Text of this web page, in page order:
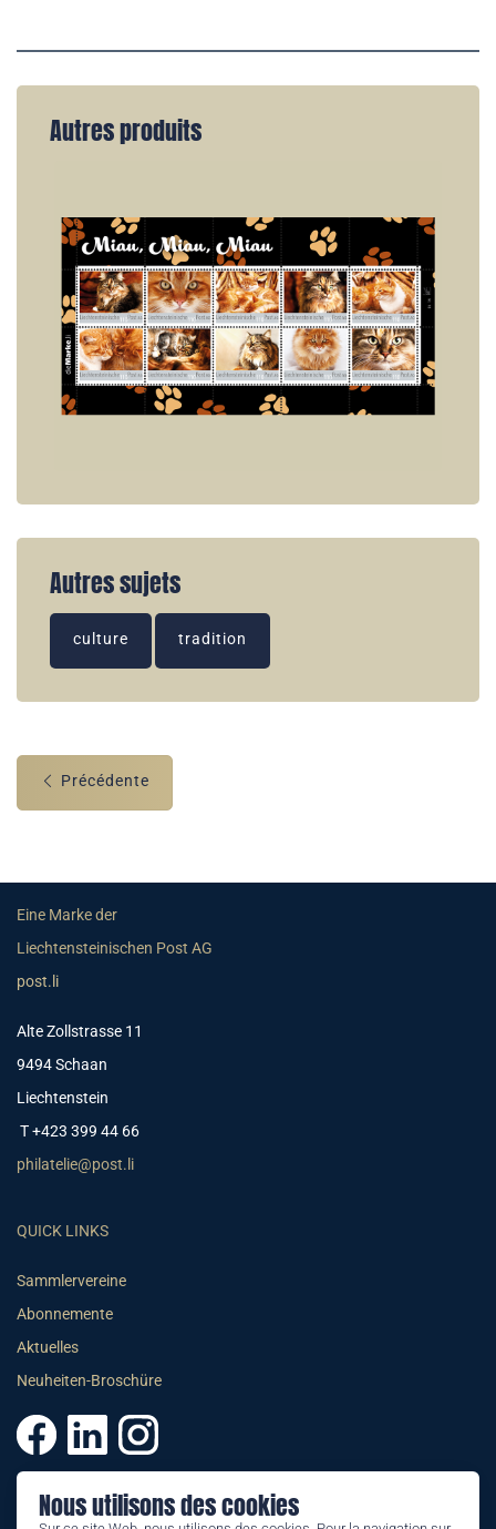
Nous utilisons des cookies
Autres produits
Autres sujets
culture tradition
Précédente
Eine Marke der
Liechtensteinischen Post AG
post.li
Alte Zollstrasse 11
9494 Schaan
Liechtenstein
T +423 399 44 66
philatelie@post.li
QUICK LINKS
Sammlervereine
Abonnemente
Aktuelles
Neuheiten-Broschüre
© 2026 PHILATELIE LIECHTENSTEIN